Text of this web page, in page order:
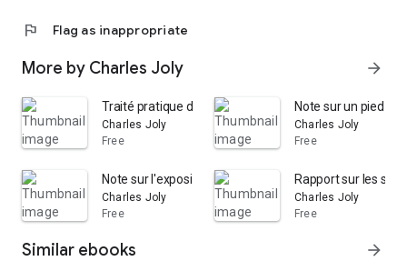
flag Flag as inappropriate
More by Charles Joly arrow_forward
Traité pratique du chauffage, de la ventilation et de la
Charles Joly
Free
Note sur un pied de
Charles Joly
Free
Note sur l'exposition horticole de Florence
Charles Joly
Free
Rapport sur les
Charles Joly
Free
Similar ebooks arrow_forward